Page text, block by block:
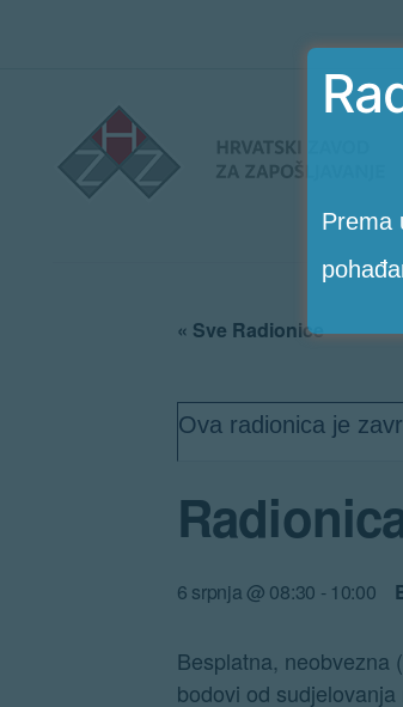
Preskoči
na
sadržaj
Radionice
HZZ-
« Sve Radionice
Ova radionica je
6 srpnja @ 08:30 - 10:00
Besplatna, neobvezna
bodovi od
Prema